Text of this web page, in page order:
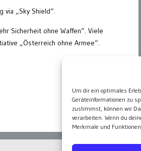
Um dir ein optimales
Geräteinformationen zu
zustimmst, können wir
verarbeiten. Wenn du
Merkmale und
via „Sky Shield“.
Sicherheit ohne Waffen“. Viele
„Österreich ohne Armee“.